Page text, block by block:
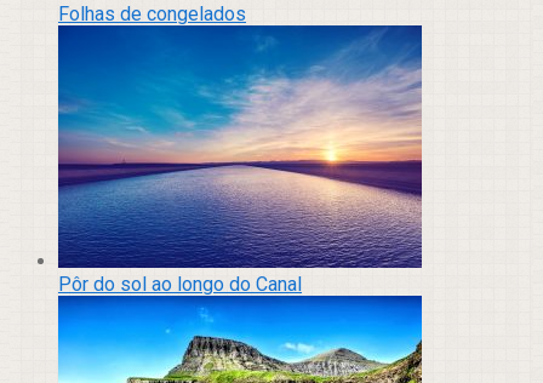
Folhas de congelados
Pôr do sol ao longo do Canal